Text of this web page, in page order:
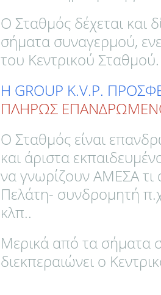
Ο Σταθμός δέχεται και
σήματα συναγερμού,
του Κεντρικού Σταθμού.
Η GROUP K.V.P.
ΠΛΗΡΩΣ
Ο Σταθμός είναι
και άριστα
να γνωρίζουν ΑΜΕΣΑ τι
Πελάτη- συνδρομητή
κλπ..
Μερικά από τα σήματα
διεκπεραιώνει ο